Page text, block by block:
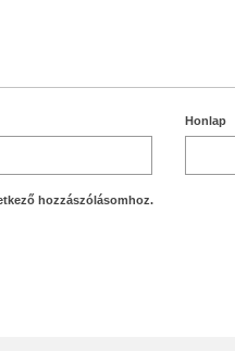
Honlap
hozzászólásomhoz.